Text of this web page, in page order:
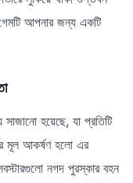
আপনার জন্য একটি
হয়েছে, যা প্রতিটি
মূল আকর্ষণ হলো এর
নগদ পুরস্কার বহন